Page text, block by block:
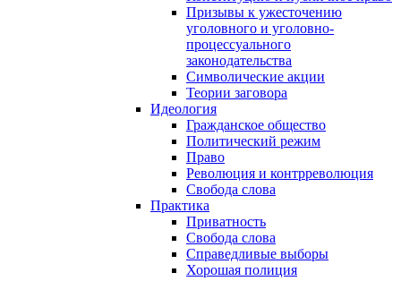
Призывы к ужесточению
уголовного и уголовно-
процессуального
законодательства
Символические акции
Теории заговора
Идеология
Гражданское общество
Политический режим
Право
Революция и контрреволюция
Свобода слова
Практика
Приватность
Свобода слова
Справедливые выборы
Хорошая полиция